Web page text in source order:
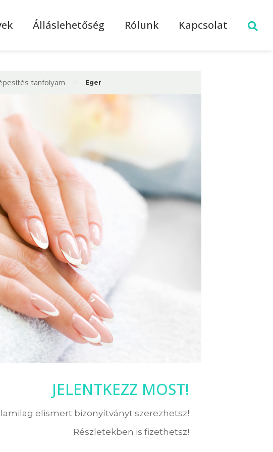
Álláslehetőség Rólunk Kapcsolat
tanfolyam Eger
JELENTKEZZ MOST!
elismert bizonyítványt szerezhetsz!
Részletekben is fizethetsz!